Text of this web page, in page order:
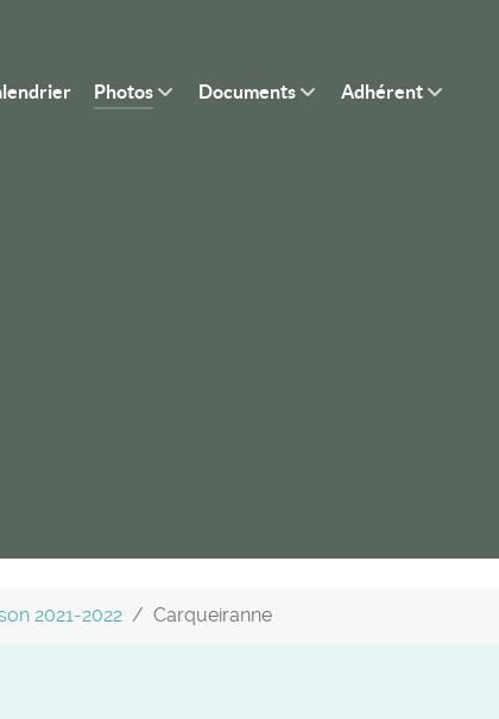
Photos Documents Adhérent
2021-2022 Carqueiranne